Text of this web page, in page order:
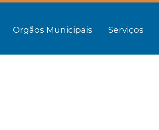
Orgãos Municipais Serviços